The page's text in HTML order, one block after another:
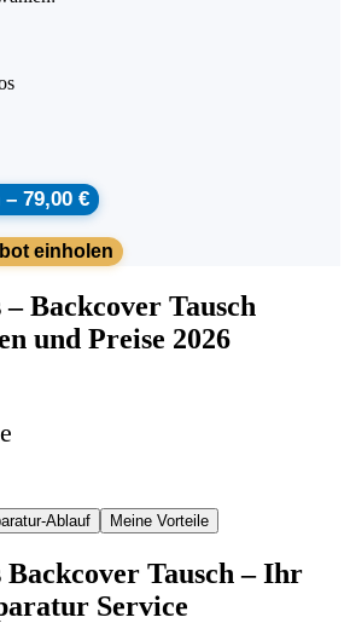
– 79,00 €
einholen
–Backcover Tausch
und Preise 2026
Ablauf Meine Vorteile
Backcover Tausch – Ihr
Service